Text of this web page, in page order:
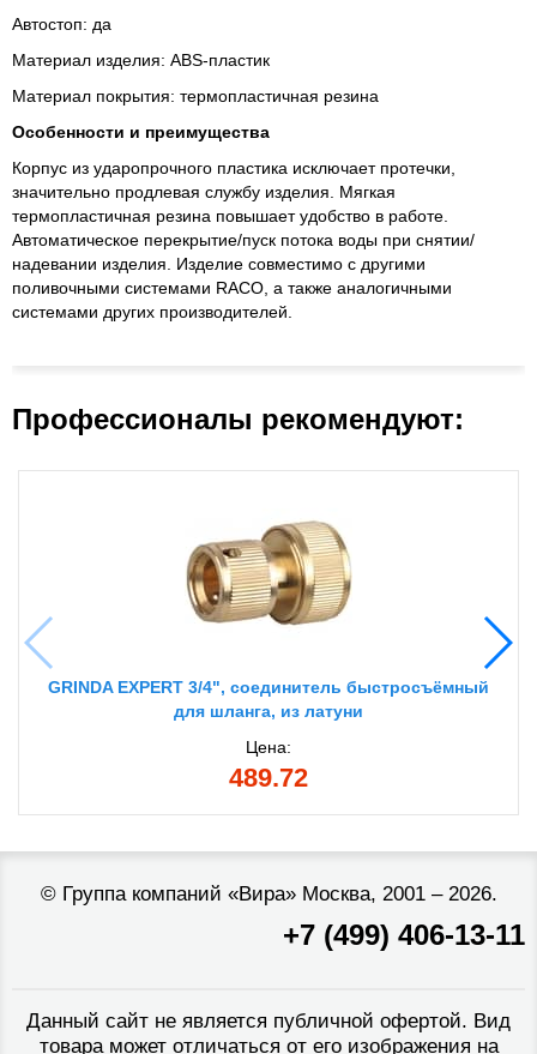
Автостоп: да
Материал изделия: ABS-пластик
Материал покрытия: термопластичная резина
Особенности и преимущества
Корпус из ударопрочного пластика исключает протечки,
значительно продлевая службу изделия. Мягкая
термопластичная резина повышает удобство в работе.
Автоматическое перекрытие/пуск потока воды при снятии/
надевании изделия. Изделие совместимо с другими
поливочными системами RACO, а также аналогичными
системами других производителей.
Профессионалы рекомендуют:
GRINDA EXPERT 3/4", соединитель быстросъёмный
для шланга, из латуни
Цена:
489.72
© Группа компаний «Вира»Москва, 2001 – 2026.
+7 (499) 406-13-11
Данный сайт не является публичной офертой. Вид
товара может отличаться от его изображения на